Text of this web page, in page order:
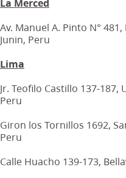
Av. Manuel A. Pinto N°
Junin, Peru
Lima
Jr. Teofilo Castillo 137-187,
Peru
Giron los Tornillos 1692,
Peru
Calle Huacho 139-173,